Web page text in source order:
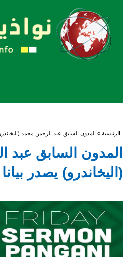
أنت هنا
الرئيسية » المدون السابق عبد الرحمن محمد (اليخاندرو)
المدون السابق عبد
(اليخاندرو) يصدر